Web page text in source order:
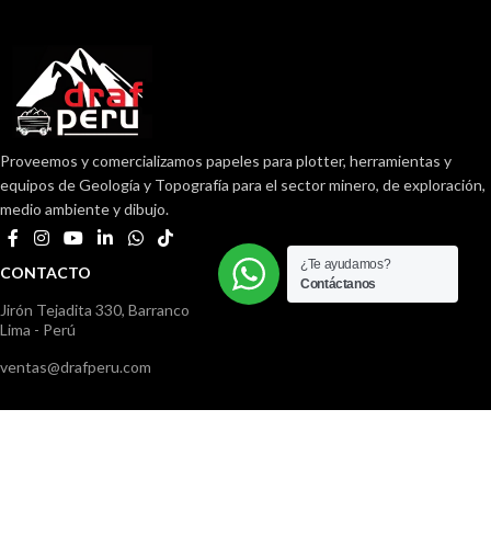
Proveemos y comercializamos papeles para plotter, herramientas y
equipos de Geología y Topografía para el sector minero, de exploración,
medio ambiente y dibujo.
CONTACTO
Jirón Tejadita 330, Barranco
Lima - Perú
ventas@drafperu.com
¿Te ayudamos?
Contáctanos